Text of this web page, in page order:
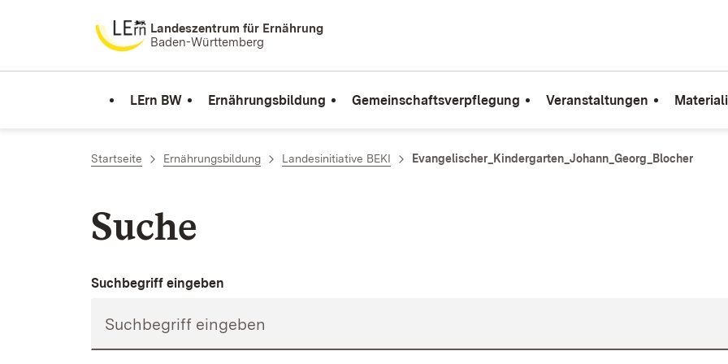
Zum Inhalt springenLandeszentrum für Ernährung
Baden-Württemberg
LErn BW Ernährungsbildung Gemeinschaftsverpflegung Veranstaltungen
Startseite Ernährungsbildung Landesinitiative BEKI Evangelischer_Kindergarten_Johann_Georg_Blocher
Suche
Suchbegriff eingeben